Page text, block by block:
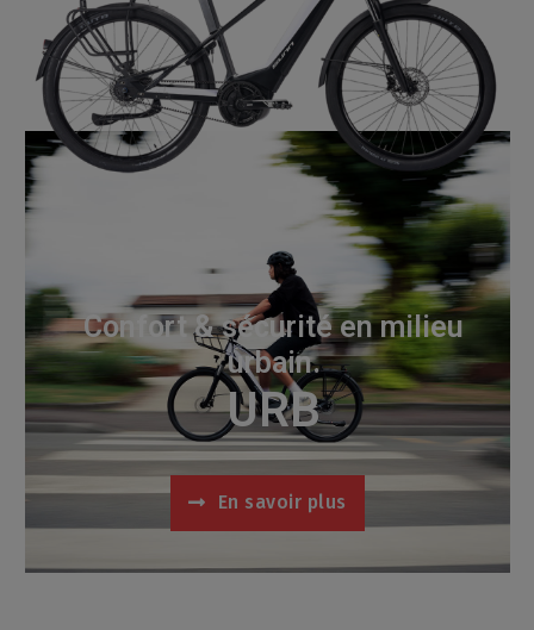
Confort & sécurité en milieu
urbain.
URB
En savoir plus